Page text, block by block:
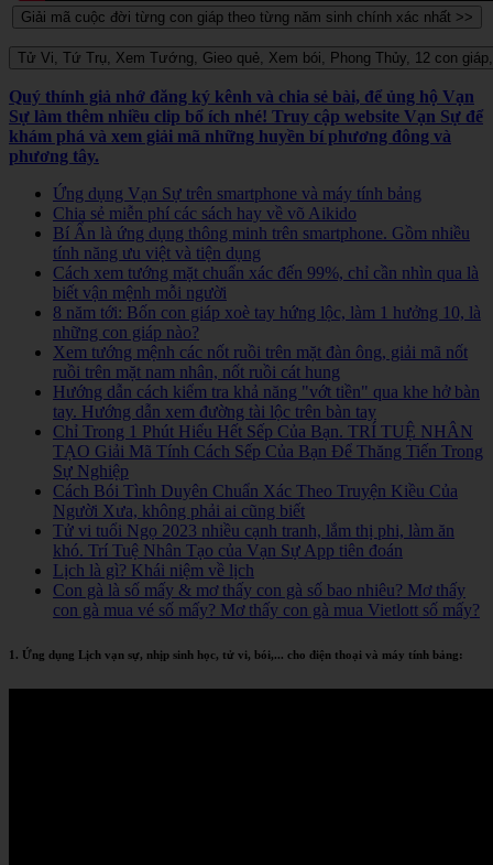
Quý thính giả nhớ đăng ký kênh và chia sẻ bài, để ủng hộ Vạn
Sự làm thêm nhiều clip bổ ích nhé! Truy cập website Vạn Sự để
khám phá và xem giải mã những huyền bí phương đông và
phương tây.
Ứng dụng Vạn Sự trên smartphone và máy tính bảng
Chia sẻ miễn phí các sách hay về võ Aikido
Bí Ẩn là ứng dụng thông minh trên smartphone. Gồm nhiều
tính năng ưu việt và tiện dụng
Cách xem tướng mặt chuẩn xác đến 99%, chỉ cần nhìn qua là
biết vận mệnh mỗi người
8 năm tới: Bốn con giáp xoè tay hứng lộc, làm 1 hưởng 10, là
những con giáp nào?
Xem tướng mệnh các nốt ruồi trên mặt đàn ông, giải mã nốt
ruồi trên mặt nam nhân, nốt ruồi cát hung
Hướng dẫn cách kiểm tra khả năng "vớt tiền" qua khe hở bàn
tay. Hướng dẫn xem đường tài lộc trên bàn tay
Chỉ Trong 1 Phút Hiểu Hết Sếp Của Bạn. TRÍ TUỆ NHÂN
TẠO Giải Mã Tính Cách Sếp Của Bạn Để Thăng Tiến Trong
Sự Nghiệp
Cách Bói Tình Duyên Chuẩn Xác Theo Truyện Kiều Của
Người Xưa, không phải ai cũng biết
Tử vi tuổi Ngọ 2023 nhiều cạnh tranh, lắm thị phi, làm ăn
khó. Trí Tuệ Nhân Tạo của Vạn Sự App tiên đoán
Lịch là gì? Khái niệm về lịch
Con gà là số mấy & mơ thấy con gà số bao nhiêu? Mơ thấy
con gà mua vé số mấy? Mơ thấy con gà mua Vietlott số mấy?
1. Ứng dụng Lịch vạn sự, nhịp sinh học, tử vi, bói,... cho điện thoại và máy tính bảng: